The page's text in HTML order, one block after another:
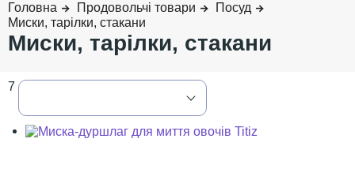
Продовольчі товари
Посуд
Миски, тарілки, стакани
Миски, тарілки, стакани
7